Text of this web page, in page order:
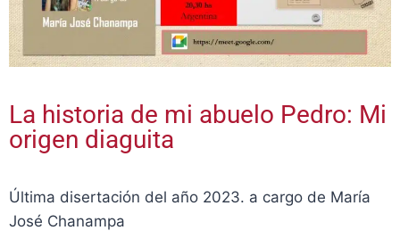
La historia de mi abuelo Pedro: Mi
origen diaguita
Última disertación del año 2023. a cargo de María
José Chanampa